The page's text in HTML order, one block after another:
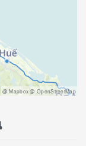
@ Mapbox @ OpenStreetMap